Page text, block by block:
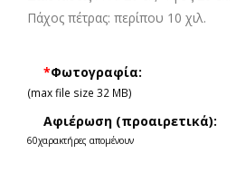
Πάχος πέτρας: περίπου 10 χιλ.
*Φωτογραφία:
(max file size 32 MB)
Αφιέρωση (προαιρετικά):
60χαρακτήρες απομένουν